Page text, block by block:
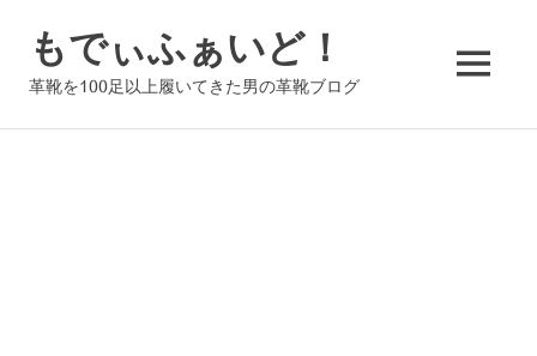
ツ
もでぃふぁいど！
革靴を100足以上履いてきた男の革靴ブログ MENU